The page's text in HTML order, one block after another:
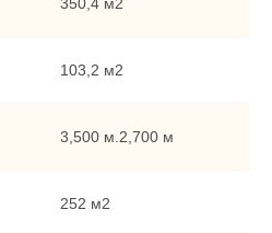
103,2 м2
3,500 м.2,700 м
252 м2